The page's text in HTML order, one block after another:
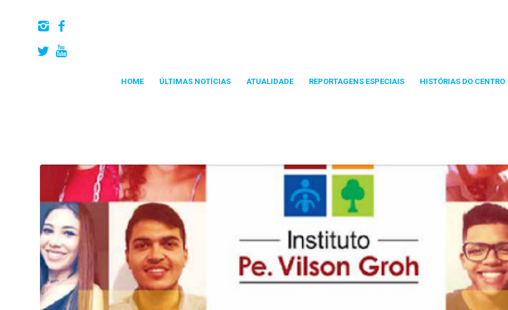
HOME ÚLTIMAS NOTÍCIAS ATUALIDADE REPORTAGENS ESPECIAIS HISTÓRIAS DO CENTRO